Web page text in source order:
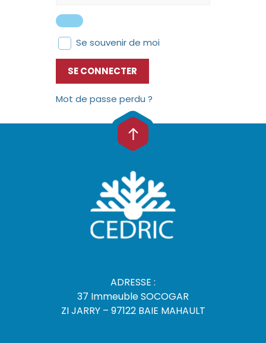
Se souvenir de moi
SE CONNECTER
Mot de passe perdu ?
ADRESSE :
37 Immeuble SOCOGAR
ZI JARRY – 97122 BAIE MAHAULT